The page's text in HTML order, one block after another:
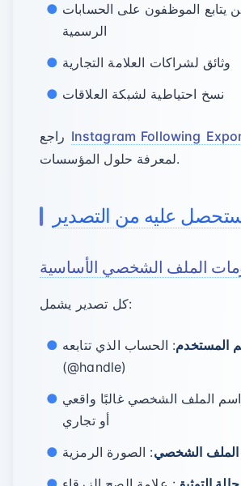
يتابع الموظفون على الحسابات
الرسمية
وثائق لشراكات العلامة التجارية
نسخ احتياطية لشبكة العلاقات
Instagram Following
لمعرفة حلول المؤسسات.
عليه من التصدير
الملف الشخصي الأساسية
كل تصدير يشمل:
المستخدم: الحساب الذي تتابعه
(@handle)
الملف الشخصي غالبًا واقعي
أو تجاري
الشخصي: الصورة الرمزية